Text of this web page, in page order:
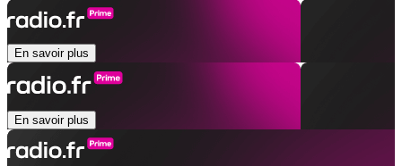
En savoir plus
En savoir plus